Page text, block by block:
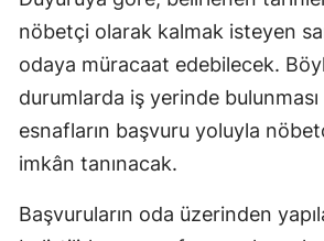
nöbetçi olarak kalmak isteyen
odaya müracaat edebilecek.
durumlarda iş yerinde
esnafların başvuru yoluyla
imkân tanınacak.
Başvuruların oda üzerinden